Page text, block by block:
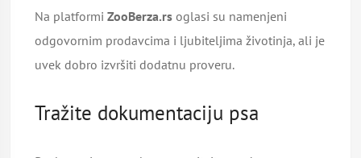
Na platformi ZooBerza.rs oglasi su namenjeni
odgovornim prodavcima i ljubiteljima životinja, ali je
uvek dobro izvršiti dodatnu proveru.
Tražite dokumentaciju psa